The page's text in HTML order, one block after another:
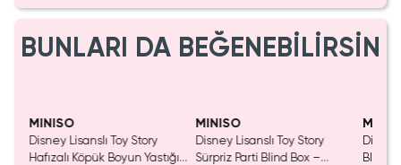
BUNLARI DA BEĞENEBİLİRSİN
MINISO
Disney Lisanslı Toy Story
Hafızalı Köpük Boyun Yastığı
MINISO
Disney Lisanslı Toy Story
Sürpriz Parti Blind Box –
Disney
Blind